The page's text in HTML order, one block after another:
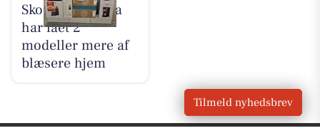
Skousen Grenaa
har fået 2
modeller mere af
blæsere hjem
Tilmeld nyhedsbrev